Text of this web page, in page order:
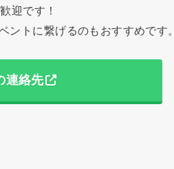
迎です！
ントに繋げるのもおすすめです。
連絡先